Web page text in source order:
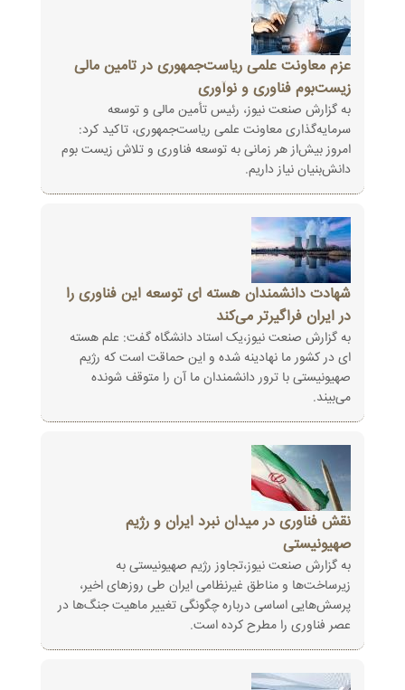
عزم معاونت علمی ریاست‌جمهوری در تامین مالی
زیست‌بوم فناوری و نوآوری
به گزارش صنعت نیوز، رئیس تأمین مالی و توسعه
سرمایه‌گذاری معاونت علمی ریاست‌جمهوری، تاکید کرد:
امروز بیش‌از هر زمانی به توسعه فناوری و تلاش زیست بوم
دانش‌بنیان نیاز داریم.
شهادت دانشمندان هسته ای توسعه این فناوری را
در ایران فراگیرتر می‌کند
به گزارش صنعت نیوز،یک استاد دانشگاه گفت: علم هسته
ای در کشور ما نهادینه شده و این حماقت است که رژیم
صهیونیستی با ترور دانشمندان ما آن را متوقف شونده
می‌بیند.
نقش فناوری در میدان نبرد ایران و رژیم
صهیونیستی
به گزارش صنعت نیوز،تجاوز رژیم صهیونیستی به
زیرساخت‌ها و مناطق غیرنظامی ایران طی روزهای اخیر،
پرسش‌هایی اساسی درباره چگونگی تغییر ماهیت جنگ‌ها در
عصر فناوری را مطرح کرده است.